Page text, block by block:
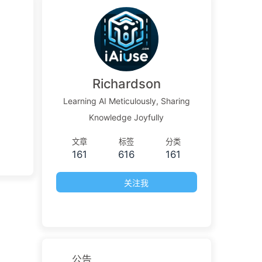
Richardson
Learning AI Meticulously, Sharing
Knowledge Joyfully
文章
161
标签
616
分类
161
关注我
公告